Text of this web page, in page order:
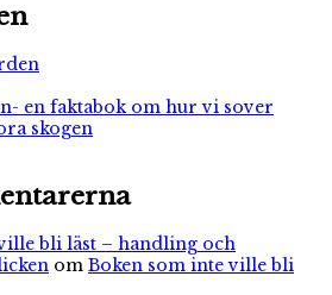
en faktabok om hur vi sover
skogen
bli läst – handling och
om Boken som inte ville bli